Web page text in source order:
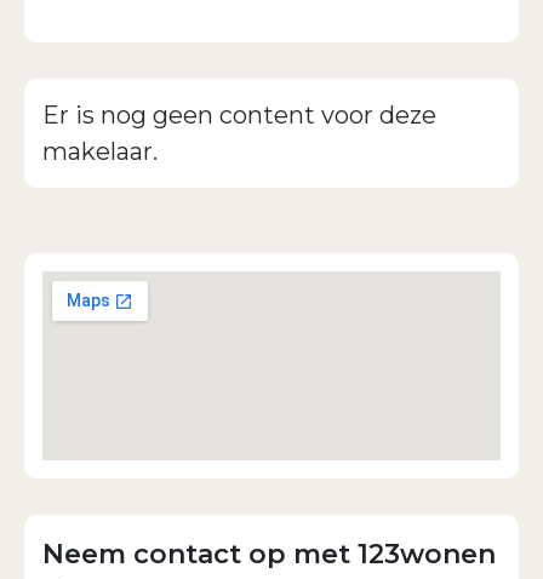
Er is nog geen content voor deze
makelaar.
Neem contact op met 123wonen